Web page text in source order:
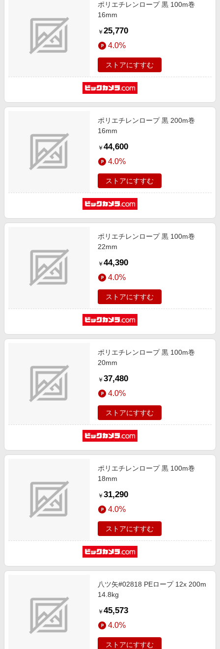
ポリエチレンロープ 黒 100m巻
16mm
￥ 25,770
4.0%
ストアにすすむ
ポリエチレンロープ 黒 200m巻
16mm
￥ 44,600
4.0%
ストアにすすむ
ポリエチレンロープ 黒 100m巻
22mm
￥ 44,390
4.0%
ストアにすすむ
ポリエチレンロープ 黒 100m巻
20mm
￥ 37,480
4.0%
ストアにすすむ
ポリエチレンロープ 黒 100m巻
18mm
￥ 31,290
4.0%
ストアにすすむ
八ツ矢#02818 PEロープ 12x 200m
14.8kg
￥ 45,573
4.0%
ストアにすすむ